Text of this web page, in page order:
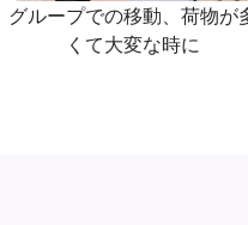
グループでの移動、荷物が
くて大変な時に